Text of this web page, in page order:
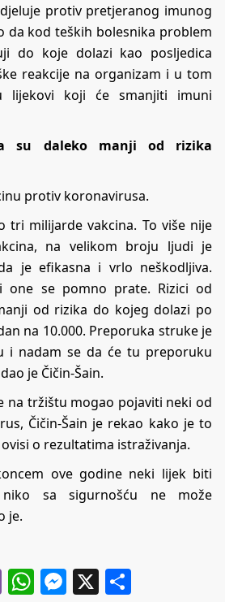
protiv pretjeranog imunog
da kod teških bolesnika problem
do koje dolazi kao posljedica
reakcije na organizam i u tom
lijekovi koji će smanjiti imuni
su daleko manji od rizika
protiv koronavirusa.
tri milijarde vakcina. To više nije
na velikom broju ljudi je
je efikasna i vrlo neškodljiva.
one se pomno prate. Rizici od
od rizika do kojeg dolazi po
na 10.000. Preporuka struke je
i nadam se da će tu preporuku
je Čičin-Šain.
na tržištu mogao pojaviti neki od
Čičin-Šain je rekao kako je to
o rezultatima istraživanja.
ove godine neki lijek biti
sa sigurnošću ne može
je.
ViberWhatsApp
Messenger
X